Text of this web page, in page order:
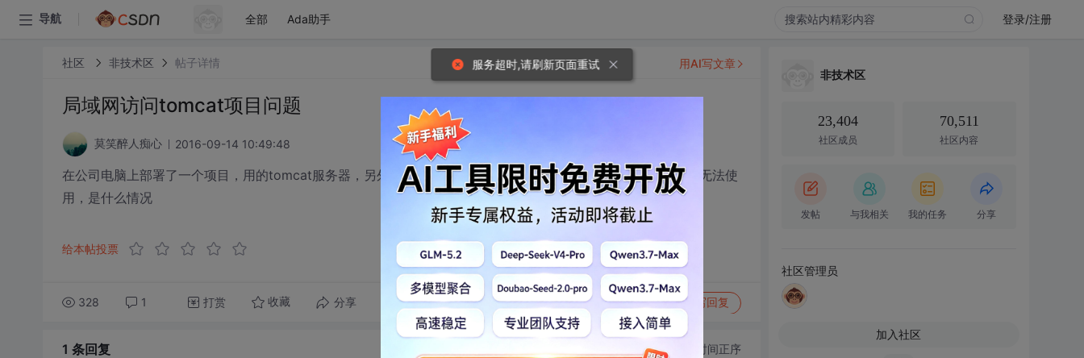
导航 全部 Ada助手 登录/注册
社区 非技术区 帖子详情
局域网访问tomcat项目问题
莫笑醉人痴心 2016-09-14 10:49:48
在公司电脑上部署了一个项目，用的tomcat服务器，另外两台电脑可以正常访问并使用，我的笔记本能访问但是无法使
用，是什么情况
给本帖投票
328 1 打赏 收藏 分享 转发到动态 举报 写回复
用AI写文章
1 条回复 切换为时间正序
非技术区
23,404
社区成员
70,511
社区内容
发帖 与我相关 我的任务 分享
社区管理员
加入社区
服务超时,请刷新页面重试